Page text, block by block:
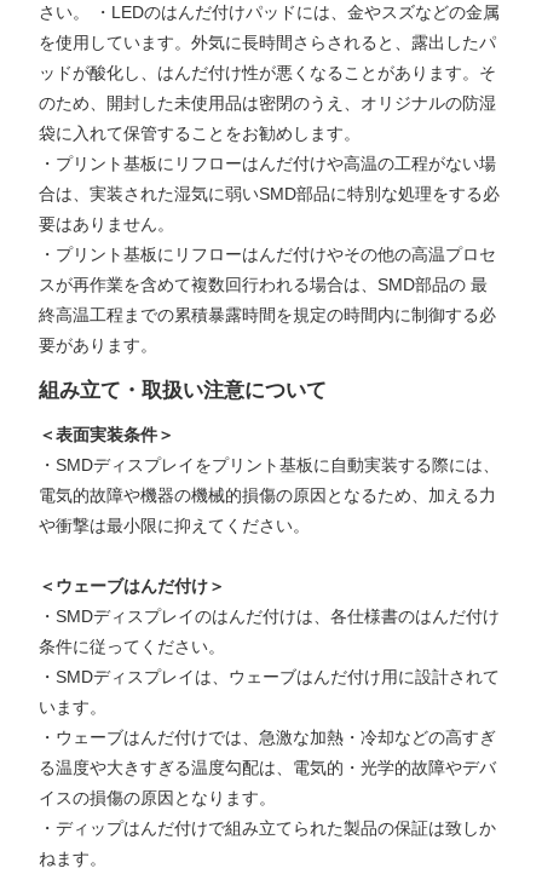
さい。 ・LEDのはんだ付けパッドには、金やスズなどの金属
を使用しています。外気に長時間さらされると、露出したパ
ッドが酸化し、はんだ付け性が悪くなることがあります。そ
のため、開封した未使用品は密閉のうえ、オリジナルの防湿
袋に入れて保管することをお勧めします。
・プリント基板にリフローはんだ付けや高温の工程がない場
合は、実装された湿気に弱いSMD部品に特別な処理をする必
要はありません。
・プリント基板にリフローはんだ付けやその他の高温プロセ
スが再作業を含めて複数回行われる場合は、SMD部品の 最
終高温工程までの累積暴露時間を規定の時間内に制御する必
要があります。
組み立て・取扱い注意について
＜表面実装条件＞
・SMDディスプレイをプリント基板に自動実装する際には、
電気的故障や機器の機械的損傷の原因となるため、加える力
や衝撃は最小限に抑えてください。
＜ウェーブはんだ付け＞
・SMDディスプレイのはんだ付けは、各仕様書のはんだ付け
条件に従ってください。
・SMDディスプレイは、ウェーブはんだ付け用に設計されて
います。
・ウェーブはんだ付けでは、急激な加熱・冷却などの高すぎ
る温度や大きすぎる温度勾配は、電気的・光学的故障やデバ
イスの損傷の原因となります。
・ディップはんだ付けで組み立てられた製品の保証は致しか
ねます。